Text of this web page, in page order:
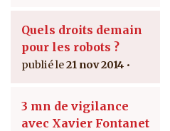
Quels droits demain
pour les robots ?
21 nov 2014
3 mn de vigilance
avec Xavier Fontanet